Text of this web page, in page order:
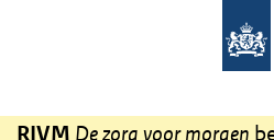
Overslaan en naar de inhoud gaan
RIVM De zorg voor morgen